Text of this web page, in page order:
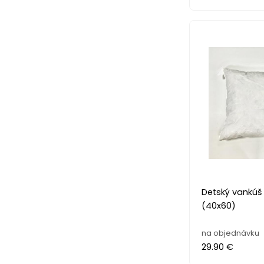
Detský
(40x60)
na objednávku
29.90 €